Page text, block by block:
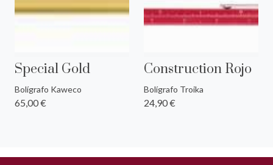
Special Gold
Bolígrafo Kaweco
65,00 €
Construction Rojo
Bolígrafo Troika
24,90 €